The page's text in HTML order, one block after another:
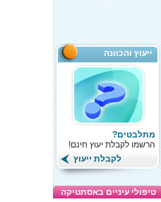
ייעוץ והכוונה
מתלבטים?
הרשמו לקבלת יעוץ חינם!
לקבלת ייעוץ
טיפולי עיניים באסתטיקה